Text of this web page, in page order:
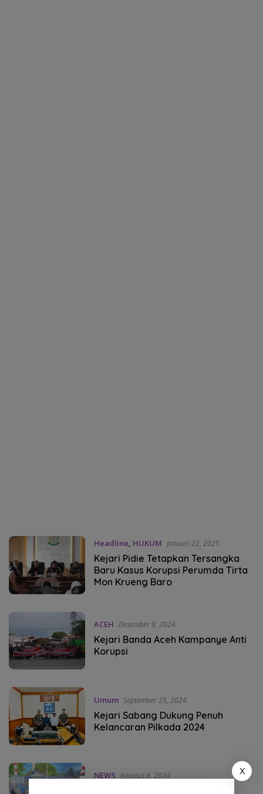
Headline, HUKUM Januari 22, 2025
Kejari Pidie Tetapkan Tersangka
Baru Kasus Korupsi Perumda Tirta
Mon Krueng Baro
ACEH Desember 9, 2024
Kejari Banda Aceh Kampanye Anti
Korupsi
Umum September 25, 2024
Kejari Sabang Dukung Penuh
Kelancaran Pilkada 2024
NEWS Agustus 8, 2024 X